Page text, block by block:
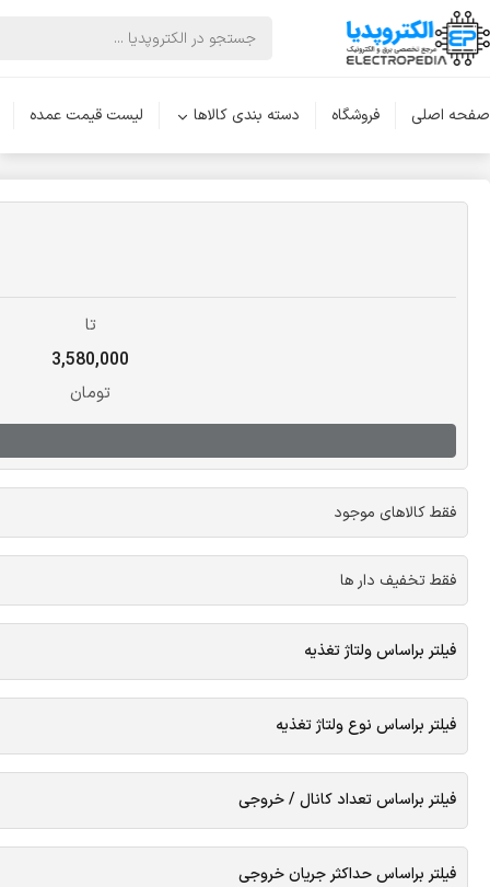
صفحه اصلی فروشگاه دسته بندی کالاها لیست قیمت عمده
تا
3,580,000
تومان
فقط کالاهای موجود
فقط تخفیف دار ها
فیلتر براساس ولتاژ تغذیه
فیلتر براساس نوع ولتاژ تغذیه
فیلتر براساس تعداد کانال / خروجی
فیلتر براساس حداکثر جریان خروجی